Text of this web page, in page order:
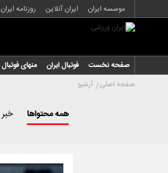
موسسه ایران ایران آنلاین روزنامه ایران
صفحه نخست فوتبال ایران منهای فوتبال
صفحه اصلی آرشیو
همه محتواها خبر